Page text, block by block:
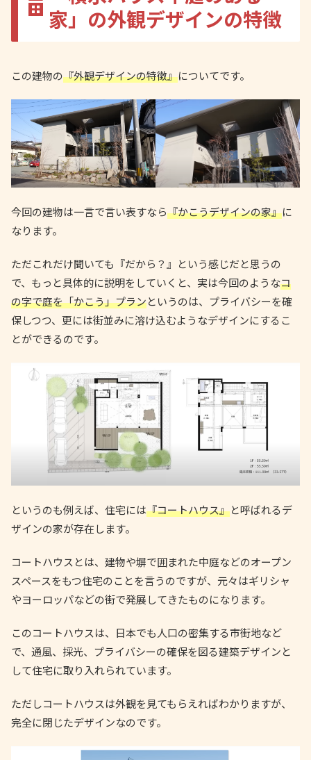
家」の外観デザインの特徴
この建物の『外観デザインの特徴』についてです。
今回の建物は一言で言い表すなら『かこうデザインの家』に
なります。
ただこれだけ聞いても『だから？』という感じだと思うの
で、もっと具体的に説明をしていくと、実は今回のようなコ
の字で庭を「かこう」プランというのは、プライバシーを確
保しつつ、更には街並みに溶け込むようなデザインにするこ
とができるのです。
というのも例えば、住宅には『コートハウス』と呼ばれるデ
ザインの家が存在します。
コートハウスとは、建物や塀で囲まれた中庭などのオープン
スペースをもつ住宅のことを言うのですが、元々はギリシャ
やヨーロッパなどの街で発展してきたものになります。
このコートハウスは、日本でも人口の密集する市街地など
で、通風、採光、プライバシーの確保を図る建築デザインと
して住宅に取り入れられています。
ただしコートハウスは外観を見てもらえればわかりますが、
完全に閉じたデザインなのです。